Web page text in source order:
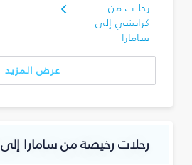
رحلات من
كراتشي إلى
سامارا
عرض المزيد
رحلات رخيصة من سامارا إلى Pakistan